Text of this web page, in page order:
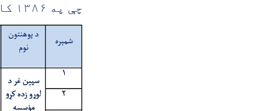
چې په ۱۳۸۶ کال کې تاسیس شوی او په لاندې څانګو کې محصلين روزي .